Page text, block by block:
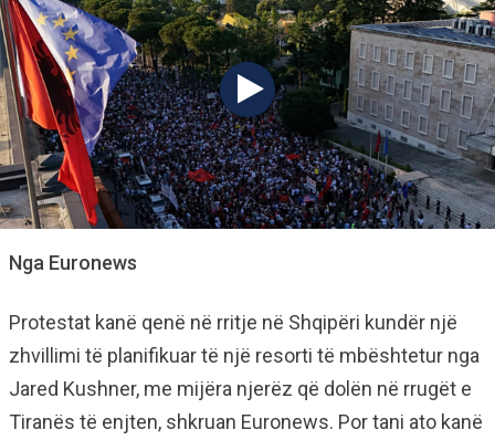
Nga Euronews
Protestat kanë qenë në rritje në Shqipëri kundër një
zhvillimi të planifikuar të një resorti të mbështetur nga
Jared Kushner, me mijëra njerëz që dolën në rrugët e
Tiranës të enjten, shkruan Euronews. Por tani ato kanë